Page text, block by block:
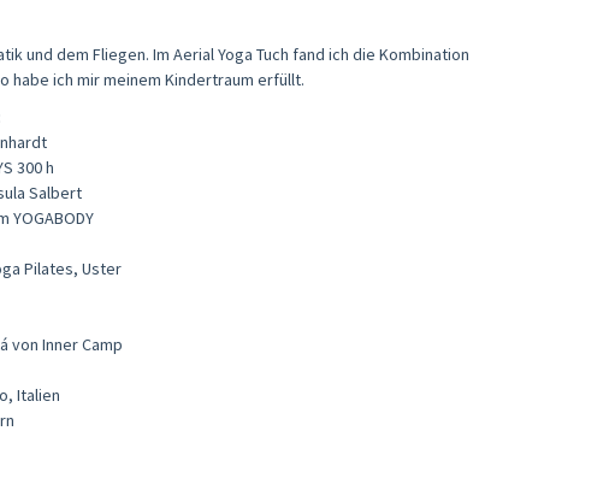
und dem Fliegen. Im Aerial Yoga Tuch fand ich die Kombination
habe ich mir meinem Kindertraum erfüllt.
300 h
Salbert
Pilates, Uster
von Inner Camp
Italien